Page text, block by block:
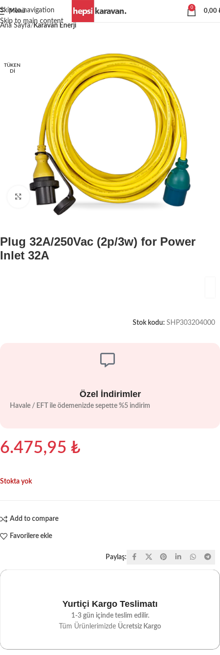
Skip to navigation
Skip to main content
Menü
0
0,00
Ana Sayfa Karavan Enerji
TÜKEN
DI
Büyütmek için tıklayın
Plug 32A/250Vac (2p/3w) for Power
Inlet 32A
Stok kodu: SHP303204000
Özel İndirimler
Havale / EFT ile ödemenizde sepette %5 indirim
6.475,95 ₺
Stokta yok
Add to compare
Favorilere ekle
Paylaş:
Yurtiçi Kargo Teslimatı
1-3 gün içinde teslim edilir.
Tüm Ürünlerimizde Ücretsiz Kargo